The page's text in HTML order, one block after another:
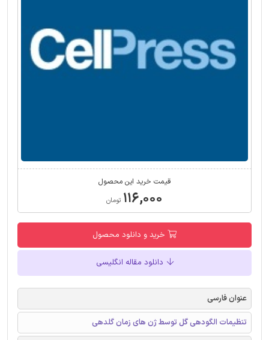
قیمت خرید این محصول
۱۱۶,۰۰۰ تومان
خرید و دانلود محصول
دانلود مقاله انگلیسی
عنوان فارسی
تنظیمات الگودهی گل توسط ژن های زمان گلدهی